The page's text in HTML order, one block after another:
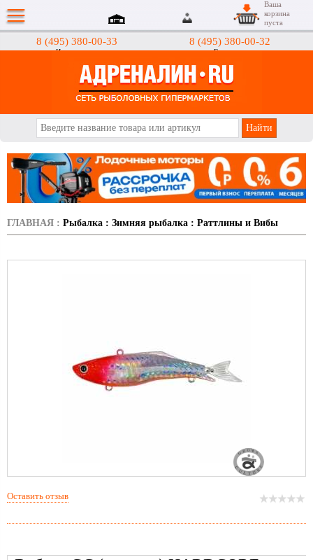
8 (495) 380-00-33
Интернет-магазин
8 (495) 380-00-32
Гипермаркеты
Ваша
корзина
пуста
ГЛАВНАЯ : Рыбалка : Зимняя рыбалка : Раттлины и Вибы
Оставить отзыв